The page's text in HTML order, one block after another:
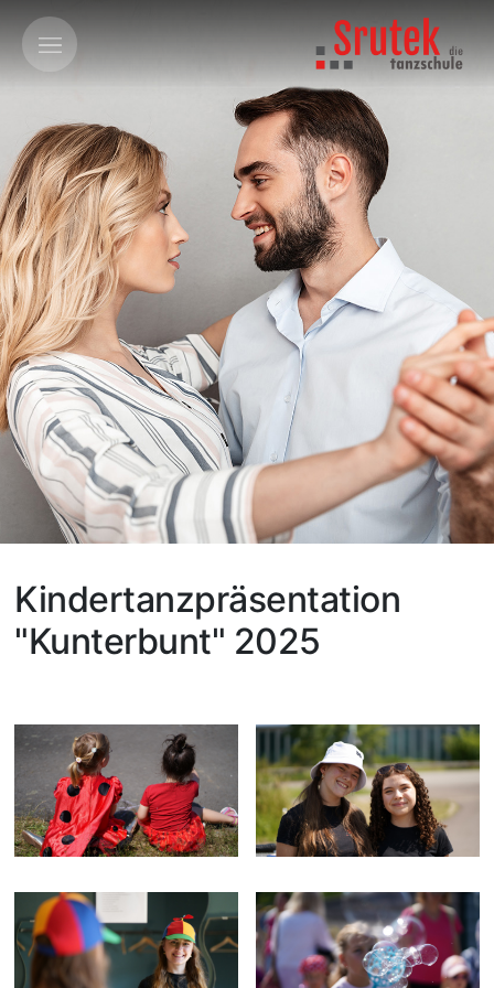
Kindertanzpräsentation
"Kunterbunt" 2025